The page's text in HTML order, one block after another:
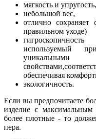
мягкость и упругость,
небольшой вес,
отлично
правильном уходе)
используемый
обеспечивая
экологичность.
Если вы предпочитаете
изделие с
более плотные - то
пера.